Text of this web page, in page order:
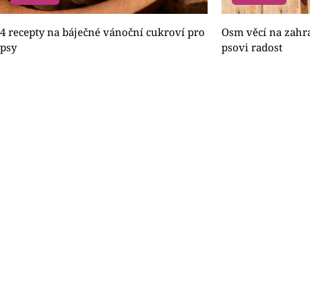
4 recepty na báječné vánoční cukroví pro
psy
Osm věcí na
psovi radost